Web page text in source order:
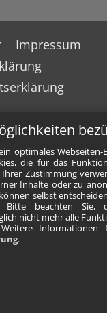
optimales Webseiten-
die für das
Zustimmung
Inhalte oder zu
selbst
Bitte beachten Sie,
nicht mehr alle
.
Impressum